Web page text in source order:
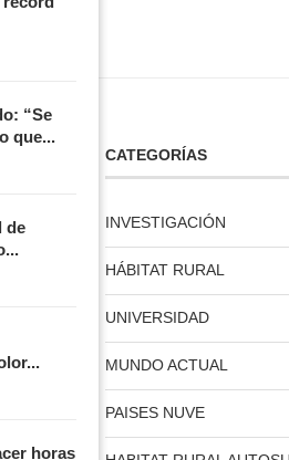
CATEGORÍAS
INVESTIGACIÓN
HÁBITAT RURAL
UNIVERSIDAD
MUNDO ACTUAL
PAISES NUVE
“Se
que...
de
horas